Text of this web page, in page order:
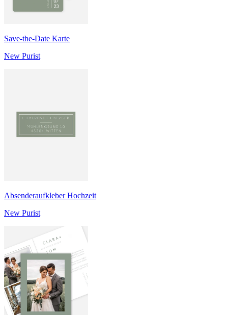
Save-the-Date Karte
New Purist
Absenderaufkleber Hochzeit
New Purist